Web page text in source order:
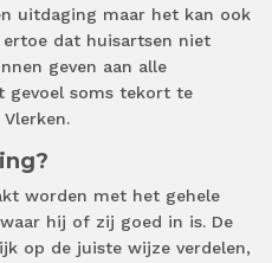
uitdaging maar het kan ook
dat huisartsen niet
geven aan alle
gevoel soms tekort te
worden met het gehele
hij of zij goed in is. De
op de juiste wijze verdelen,